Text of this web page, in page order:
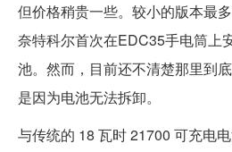
但价格稍贵一些。较小的版本最
奈特科尔首次在EDC35手电筒上
池。然而，目前还不清楚那里到
是因为电池无法拆卸。
与传统的 18 瓦时 21700 可充电